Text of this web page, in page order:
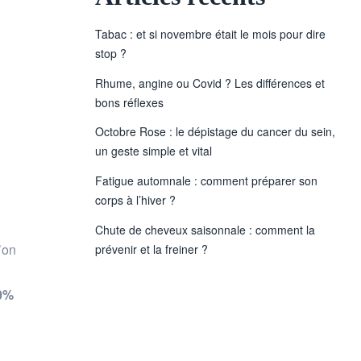
Tabac : et si novembre était le mois pour dire
stop ?
Rhume, angine ou Covid ? Les différences et
bons réflexes
Octobre Rose : le dépistage du cancer du sein,
un geste simple et vital
Fatigue automnale : comment préparer son
corps à l’hiver ?
Chute de cheveux saisonnale : comment la
prévenir et la freiner ?